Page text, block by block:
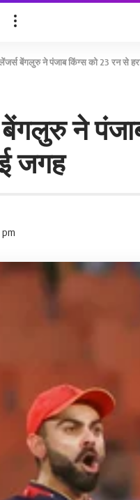
बेंगलुरु ने पंजाब किंग्स को 23 रन से
ने
जगह